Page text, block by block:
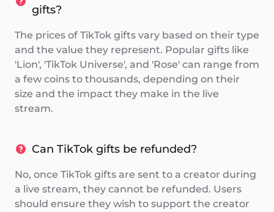
gifts?
The prices of TikTok gifts vary based on their type
and the value they represent. Popular gifts like
'Lion', 'TikTok Universe', and 'Rose' can range from
a few coins to thousands, depending on their
size and the impact they make in the live
stream.
Can TikTok gifts be refunded?
No, once TikTok gifts are sent to a creator during
a live stream, they cannot be refunded. Users
should ensure they wish to support the creator